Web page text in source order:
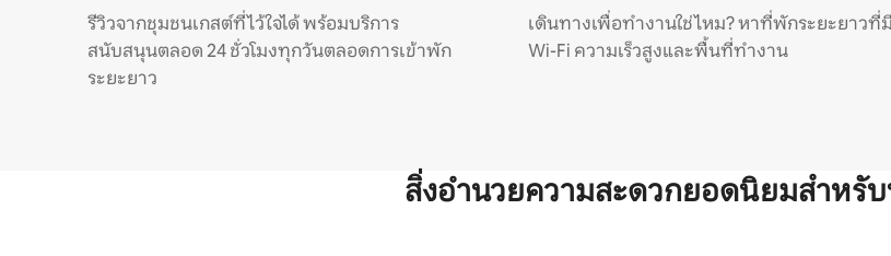
รีวิวจากชุมชนเกสต์ที่ไว้ใจได้ พร้อมบริการ
สนับสนุนตลอด 24 ชั่วโมงทุกวันตลอดการเข้าพัก
ระยะยาว
เดินทางเพื่อทำงานใช่ไหม? หาที่พักระยะยาวที่มี
Wi-Fi ความเร็วสูงและพื้นที่ทำงาน
สิ่งอำนวยความสะดวกยอดนิยมสำหรั